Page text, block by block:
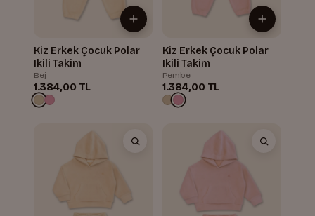
Kiz Erkek Çocuk Polar
Ikili Takim
Bej
1.384,00 TL
Kiz Erkek Çocuk Polar
Ikili Takim
Pembe
1.384,00 TL